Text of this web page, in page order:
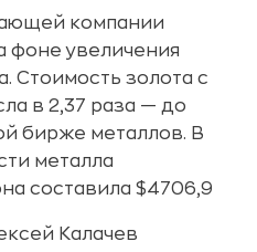
компании
фоне увеличения
Стоимость золота с
в 2,37 раза — до
бирже металлов. В
металла
составила $4706,9
Калачев